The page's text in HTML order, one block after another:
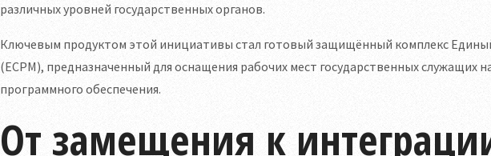
различных уровней государственных органов.
Ключевым продуктом этой инициативы стал готовый защищённый комплекс
(ЕСРМ), предназначенный для оснащения рабочих мест государственных служащих
программного обеспечения.
От замещения к